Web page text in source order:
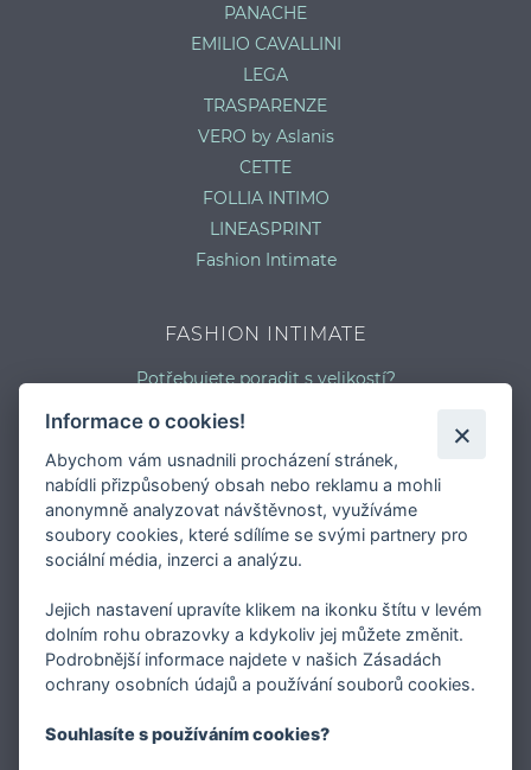
PANACHE
EMILIO CAVALLINI
LEGA
TRASPARENZE
VERO by Aslanis
CETTE
FOLLIA INTIMO
LINEASPRINT
Fashion Intimate
FASHION INTIMATE
Potřebujete poradit s velikostí?
Jaký typ kalhotek je pro vás vhodný?
Typy podprsenek
Druhy plavek
Typy punčocháčů
O FASHION INTIMATE
Internetový obchod FASHION INTIMATE je specialista
Informace o cookies!
Abychom vám usnadnili procházení stránek,
nabídli přizpůsobený obsah nebo reklamu a mohli
anonymně analyzovat návštěvnost, využíváme
soubory cookies, které sdílíme se svými partnery pro
sociální média, inzerci a analýzu.
Jejich nastavení upravíte klikem na ikonku štítu v levém
dolním rohu obrazovky a kdykoliv jej můžete změnit.
Podrobnější informace najdete v našich Zásadách
ochrany osobních údajů a používání souborů cookies.
Souhlasíte s používáním cookies?